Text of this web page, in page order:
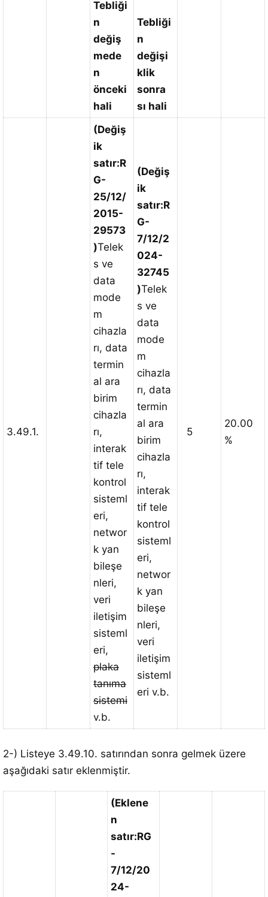
Tebliği
n
değiş
mede
n
önceki
hali
Tebliği
n
değişi
klik
sonra
sı hali
3.49.1.
(Değiş
ik
satır:R
G-
25/12/
2015-
29573
)Telek
s ve
data
mode
m
cihazla
rı, data
termin
al ara
birim
cihazla
rı,
interak
tif tele
kontrol
sisteml
eri,
networ
k yan
bileşe
nleri,
veri
iletişim
sisteml
eri,
plaka
tanıma
sistemi
v.b.
(Değiş
ik
satır:R
G-
7/12/2
024-
32745
)Telek
s ve
data
mode
m
cihazla
rı, data
termin
al ara
birim
cihazla
rı,
interak
tif tele
kontrol
sisteml
eri,
networ
k yan
bileşe
nleri,
veri
iletişim
sisteml
eri v.b.
5
20.00
%
2-) Listeye 3.49.10. satırından sonra gelmek üzere
aşağıdaki satır eklenmiştir.
(Eklene
n
satır:RG
-
7/12/20
24-